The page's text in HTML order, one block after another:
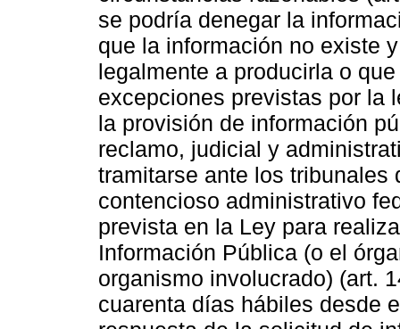
se podría denegar la
que la información no existe
legalmente a producirla o
excepciones previstas por la
la provisión de información
reclamo, judicial y
tramitarse ante los tribunales
contencioso administrativo
prevista en la Ley para
Información Pública (o el
organismo involucrado) (art.
cuarenta días hábiles desde